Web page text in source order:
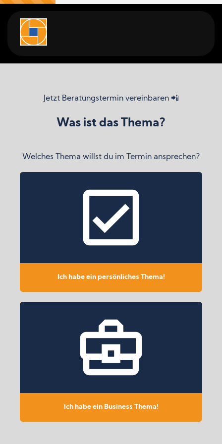
Jetzt Beratungstermin vereinbaren 📲
Was ist das Thema?
Welches Thema willst du im Termin ansprechen?
Ich habe ein persönliches Thema!
Ich habe ein Business Thema!